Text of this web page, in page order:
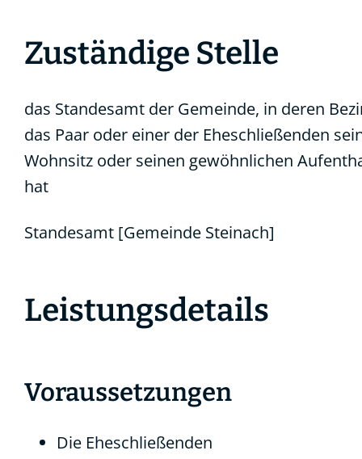
Zuständige Stelle
das Standesamt der Gemeinde, in deren
das Paar oder einer der Eheschließenden
Wohnsitz oder seinen gewöhnlichen
hat
Standesamt [Gemeinde Steinach]
Leistungsdetails
Voraussetzungen
Die Eheschließenden